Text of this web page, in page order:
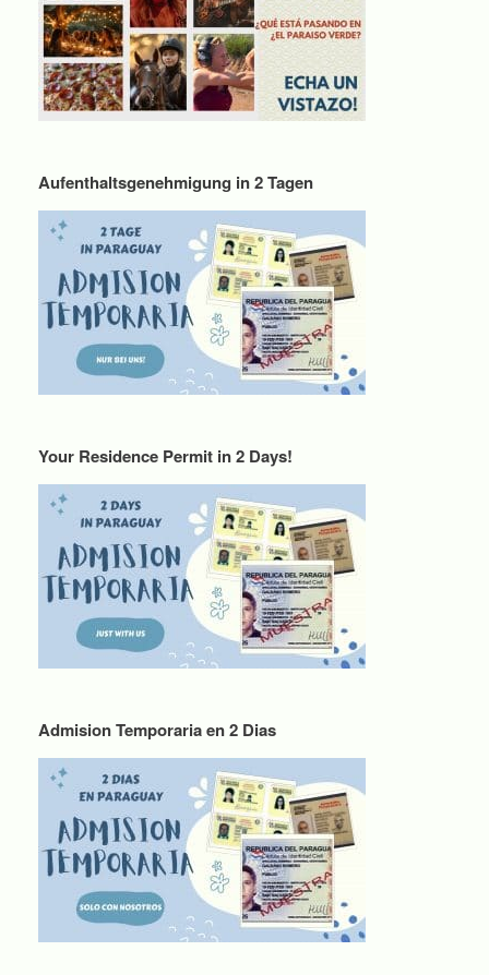
Aufenthaltsgenehmigung in 2 Tagen
Your Residence Permit in 2 Days!
Admision Temporaria en 2 Dias